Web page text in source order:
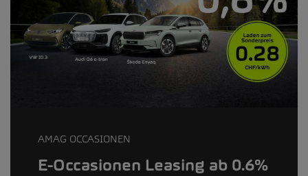
AMAG OCCASIONEN
E-Occasionen Leasing ab 0.6%